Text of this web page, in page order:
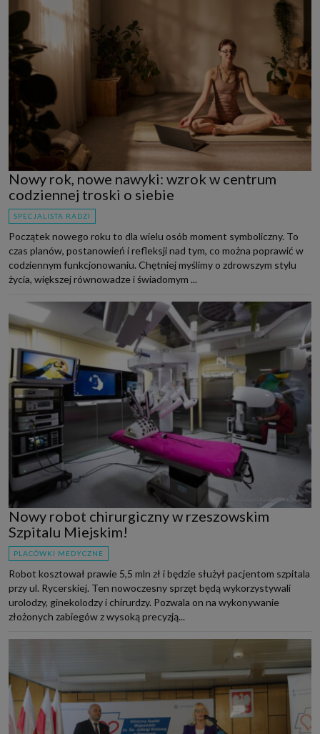
Nowy rok, nowe nawyki: wzrok w centrum
codziennej troski o siebie
SPECJALISTA RADZI
Początek nowego roku to dla wielu osób moment symboliczny. To
czas planów, postanowień i refleksji nad tym, co można poprawić w
codziennym funkcjonowaniu. Chętniej myślimy o zdrowszym stylu
życia, większej równowadze i świadomym ...
Nowy robot chirurgiczny w rzeszowskim
Szpitalu Miejskim!
PLACÓWKI MEDYCZNE
Robot kosztował prawie 5,5 mln zł i będzie służył pacjentom szpitala
przy ul. Rycerskiej. Ten nowoczesny sprzęt będą wykorzystywali
urolodzy, ginekolodzy i chirurdzy. Pozwala on na wykonywanie
złożonych zabiegów z wysoką precyzją...